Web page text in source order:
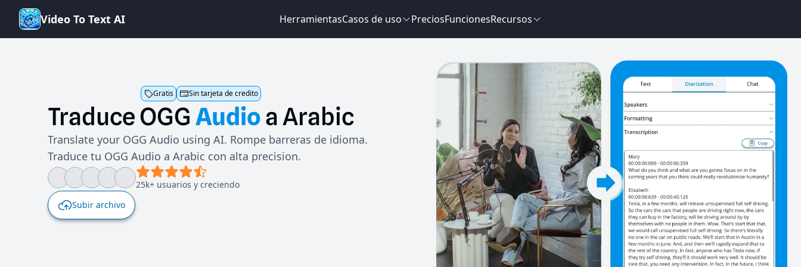
Video To Text AI HerramientasCasos de uso PreciosFuncionesRecursos
Gratis Sin tarjeta de credito
TraduceOGG Audioa Arabic
Translate your OGG Audio using AI. Rompe barreras de idioma.
Traduce tu OGG Audio a Arabic con alta precision.
25k+ usuarios y creciendo
Subir archivo